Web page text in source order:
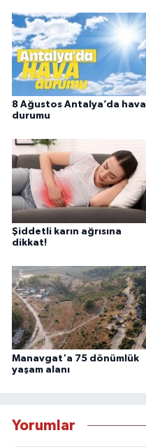
8 Ağustos Antalya’da hava
durumu
Şiddetli karın ağrısına
dikkat!
Manavgat'a 75 dönümlük
yaşam alanı
Yorumlar